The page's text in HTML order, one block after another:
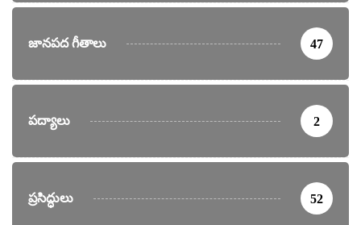
జానపద గీతాలు 47
పద్యాలు 2
ప్రసిద్ధులు 52